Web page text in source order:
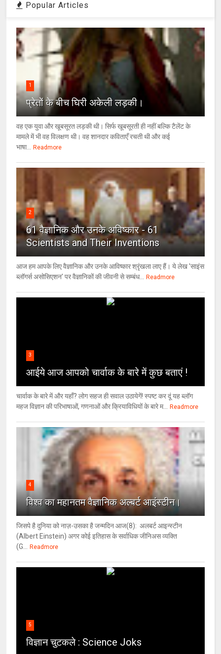
Popular Articles
1
प्रेतों के बीच घिरी अकेली लड़की।
वह एक युवा और खूबसूरत लड़की थी। सिर्फ खूबसूरती ही नहीं बल्कि टैलेंट के
मामले में भी वह विलक्षण थी। वह शानदार कविताएँ रचती थी और कई
भाषा... Readmore
2
61 वैज्ञानिक और उनके अविष्कार - 61
Scientists and Their Inventions
आज हम आपके लिए वैज्ञानिक और उनके आविष्कार श्रृंखला लाए हैं। ये लेख 'साइंस
ब्लॉगर्स असोसिएशन' पर वैज्ञा‍निकों की जीवनी से सम्बंध... Readmore
3
आईये आज आपको चार्वाक के बारे में कुछ बताएं !
चार्वाक के बारे में और यहाँ? लोग सहज ही सवाल उठायेगें! स्पष्ट कर दूं यह ब्लॉग
महज विज्ञान की परिभाषाओं, गणनाओं और क्रियाविधियों के बारे म... Readmore
4
विश्‍व का महानतम वैज्ञानिक अल्बर्ट आइंस्टीन।
जिसपे है दुनिया को नाज़-उसका है जन्मदिन आज(8): अलबर्ट आइन्स्टीन
(Albert Einstein) अगर कोई इतिहास के सर्वाधिक जीनिअस व्यक्ति
(G... Readmore
5
विज्ञान चुटकले : Science Joks